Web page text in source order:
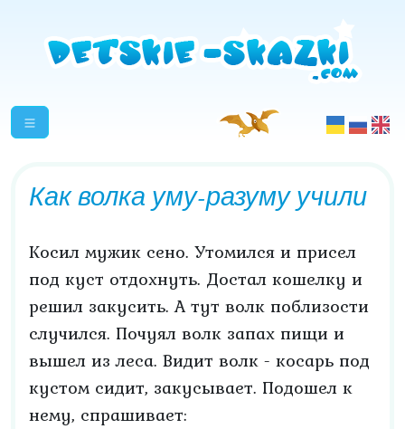
Как волка уму-разуму учили
Косил мужик сено. Утомился и присел
под куст отдохнуть. Достал кошелку и
решил закусить. А тут волк поблизости
случился. Почуял волк запах пищи и
вышел из леса. Видит волк - косарь под
кустом сидит, закусывает. Подошел к
нему, спрашивает: